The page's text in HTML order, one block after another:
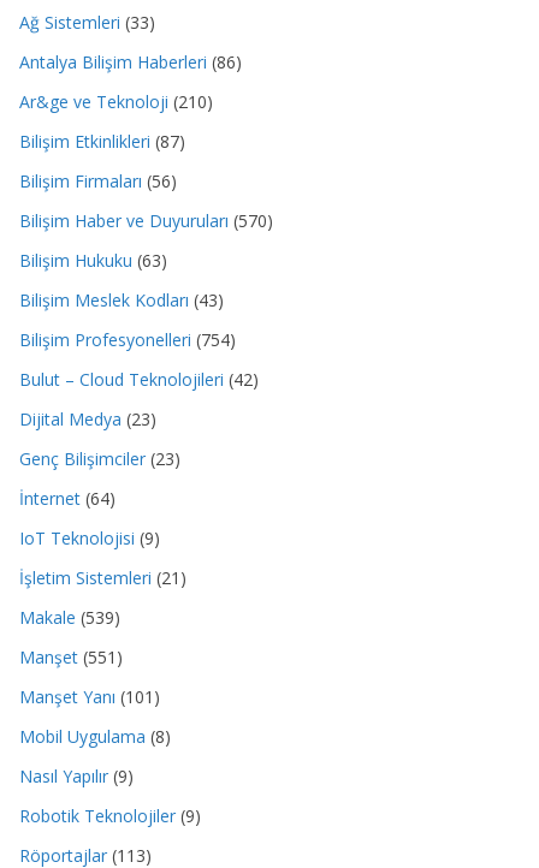
Ağ Sistemleri (33)
Antalya Bilişim Haberleri (86)
Ar&ge ve Teknoloji (210)
Bilişim Etkinlikleri (87)
Bilişim Firmaları (56)
Bilişim Haber ve Duyuruları (570)
Bilişim Hukuku (63)
Bilişim Meslek Kodları (43)
Bilişim Profesyonelleri (754)
Bulut – Cloud Teknolojileri (42)
Dijital Medya (23)
Genç Bilişimciler (23)
İnternet (64)
IoT Teknolojisi (9)
İşletim Sistemleri (21)
Makale (539)
Manşet (551)
Manşet Yanı (101)
Mobil Uygulama (8)
Nasıl Yapılır (9)
Robotik Teknolojiler (9)
Röportajlar (113)